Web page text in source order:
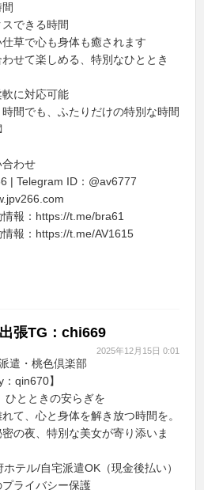
できる時間
草で心も身体も癒されます
せて楽しめる、特別なひととき
に対応可能
間でも、ふたりだけの特別な時間
わせ
| Telegram ID：@av6777
報：https://t.me/bra61
報：https://t.me/AV1615
張TG：chi669
2025年12月15日 0:01
遣・桃色倶楽部
qin670】
とときの安らぎを
て、心と身体を解き放つ時間を。
の夜、特別な美女が寄り添いま
テル/自宅派遣OK（現金後払い）
ライバシー保護